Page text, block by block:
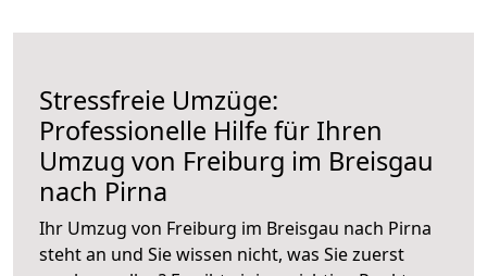
Stressfreie Umzüge:
Professionelle Hilfe für Ihren
Umzug von Freiburg im Breisgau
nach Pirna
Ihr Umzug von Freiburg im Breisgau nach Pirna
steht an und Sie wissen nicht, was Sie zuerst